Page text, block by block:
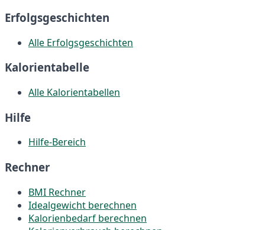
Erfolgsgeschichten
Alle Erfolgsgeschichten
Kalorientabelle
Alle Kalorientabellen
Hilfe
Hilfe-Bereich
Rechner
BMI Rechner
Idealgewicht berechnen
Kalorienbedarf berechnen